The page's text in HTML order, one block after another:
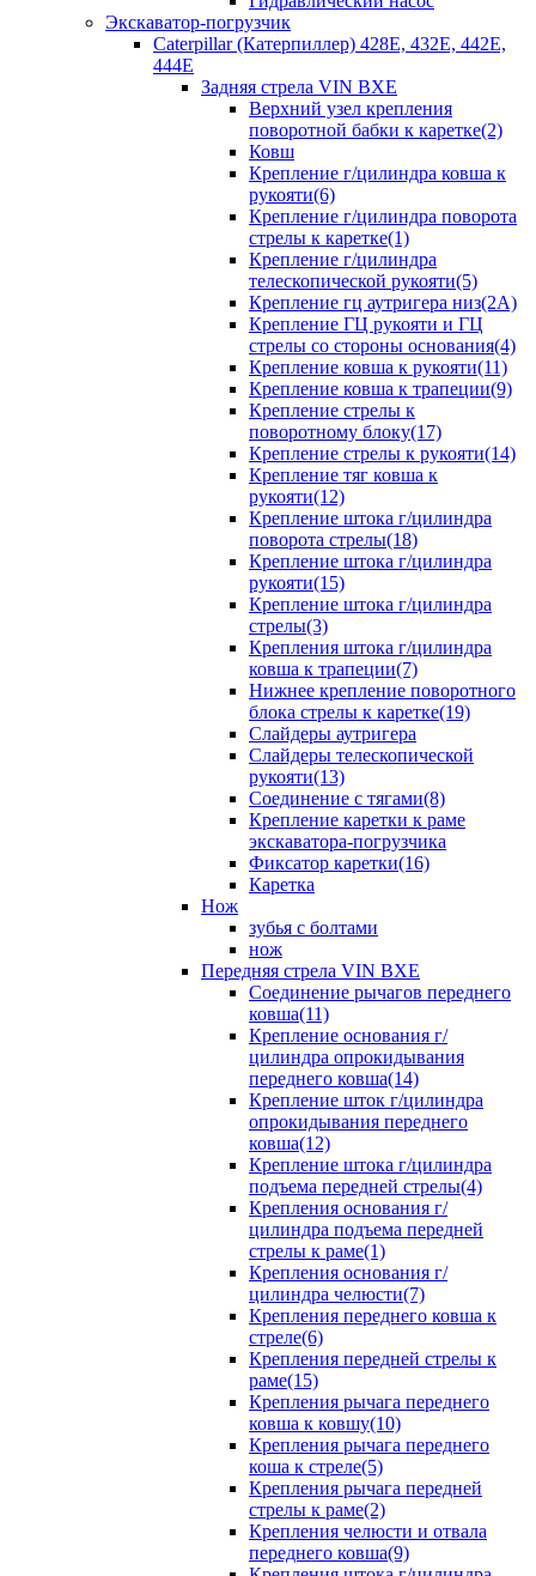
Экскаватор-погрузчик
Caterpillar (Катерпиллер) 428E, 432E, 442E,
444E
Задняя стрела VIN BXE
Верхний узел крепления
поворотной бабки к каретке(2)
Ковш
Крепление г/цилиндра ковша к
рукояти(6)
Крепление г/цилиндра поворота
стрелы к каретке(1)
Крепление г/цилиндра
телескопической рукояти(5)
Крепление гц аутригера низ(2А)
Крепление ГЦ рукояти и ГЦ
стрелы со стороны основания(4)
Крепление ковша к рукояти(11)
Крепление ковша к трапеции(9)
Крепление стрелы к
поворотному блоку(17)
Крепление стрелы к рукояти(14)
Крепление тяг ковша к
рукояти(12)
Крепление штока г/цилиндра
поворота стрелы(18)
Крепление штока г/цилиндра
рукояти(15)
Крепление штока г/цилиндра
стрелы(3)
Крепления штока г/цилиндра
ковша к трапеции(7)
Нижнее крепление поворотного
блока стрелы к каретке(19)
Слайдеры аутригера
Слайдеры телескопической
рукояти(13)
Соединение с тягами(8)
Крепление каретки к раме
экскаватора-погрузчика
Фиксатор каретки(16)
Каретка
Нож
зубья с болтами
нож
Передняя стрела VIN BXE
Cоединение рычагов переднего
ковша(11)
Крепление основания г/
цилиндра опрокидывания
переднего ковша(14)
Крепление шток г/цилиндра
опрокидывания переднего
ковша(12)
Крепление штока г/цилиндра
подъема передней стрелы(4)
Крепления основания г/
цилиндра подъема передней
стрелы к раме(1)
Крепления основания г/
цилиндра челюсти(7)
Крепления переднего ковша к
стреле(6)
Крепления передней стрелы к
раме(15)
Крепления рычага переднего
ковша к ковшу(10)
Крепления рычага переднего
коша к стреле(5)
Крепления рычага передней
стрелы к раме(2)
Крепления челюсти и отвала
переднего ковша(9)